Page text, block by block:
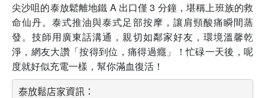
尖沙咀的泰放鬆離地鐵 A 出口僅 3 分鐘，堪稱上班族的救
命仙丹。泰式推油與泰式足部按摩，讓肩頸酸痛瞬間蒸
發。技師用廣東話溝通，親切如鄰家好友，環境溫馨乾
淨，網友大讚「按得到位，痛得過癮」！忙碌一天後，呢
度就好似充電一樣，幫你滿血復活！
泰放鬆店家資訊：